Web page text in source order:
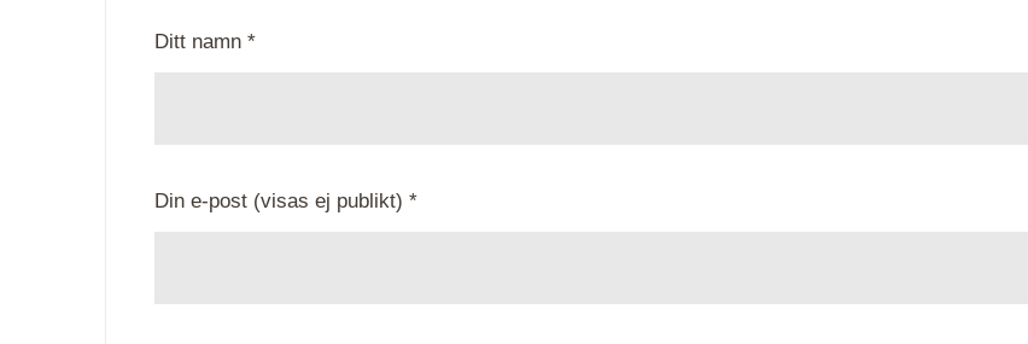
Ditt namn *
Din e-post (visas ej publikt) *